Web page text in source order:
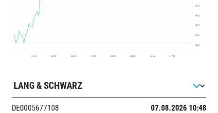
DE0005677108
07.08.2026 10:48